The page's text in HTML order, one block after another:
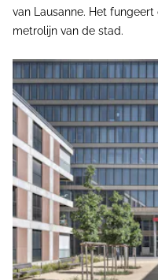
van Lausanne. Het
metrolijn van de stad.